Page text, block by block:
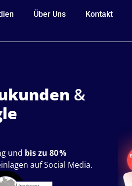
Über Uns Kontakt
&
und bis zu 80 %
auf Social Media.